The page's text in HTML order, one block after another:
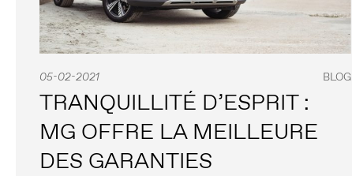
05-02-2021 BLOG
TRANQUILLITÉ D’ESPRIT :
MG OFFRE LA MEILLEURE
DES GARANTIES